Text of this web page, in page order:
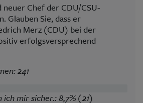
Chef der CDU/CSU-
Glauben Sie, dass er
Merz (CDU) bei der
erfolgsversprechend
241
ich mir sicher.: 8,7% (21)